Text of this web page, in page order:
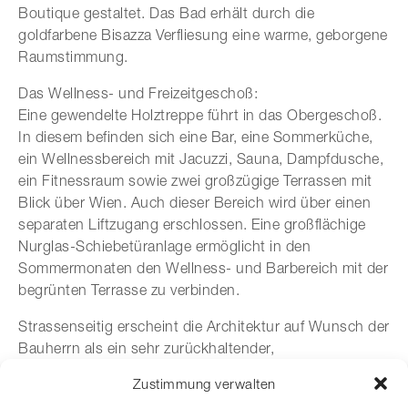
Zustimmung verwalten
Boutique gestaltet. Das Bad erhält durch die
goldfarbene Bisazza Verfliesung eine warme, geborgene
Raumstimmung.
Das Wellness- und Freizeitgeschoß:
Eine gewendelte Holztreppe führt in das Obergeschoß.
In diesem befinden sich eine Bar, eine Sommerküche,
ein Wellnessbereich mit Jacuzzi, Sauna, Dampfdusche,
ein Fitnessraum sowie zwei großzügige Terrassen mit
Blick über Wien. Auch dieser Bereich wird über einen
separaten Liftzugang erschlossen. Eine großflächige
Nurglas-Schiebetüranlage ermöglicht in den
Sommermonaten den Wellness- und Barbereich mit der
begrünten Terrasse zu verbinden.
Strassenseitig erscheint die Architektur auf Wunsch der
Bauherrn als ein sehr zurückhaltender,
jedoch für den Benutzer eine spannende,